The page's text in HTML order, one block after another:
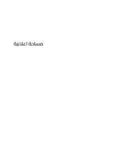
مساحة اعلانية